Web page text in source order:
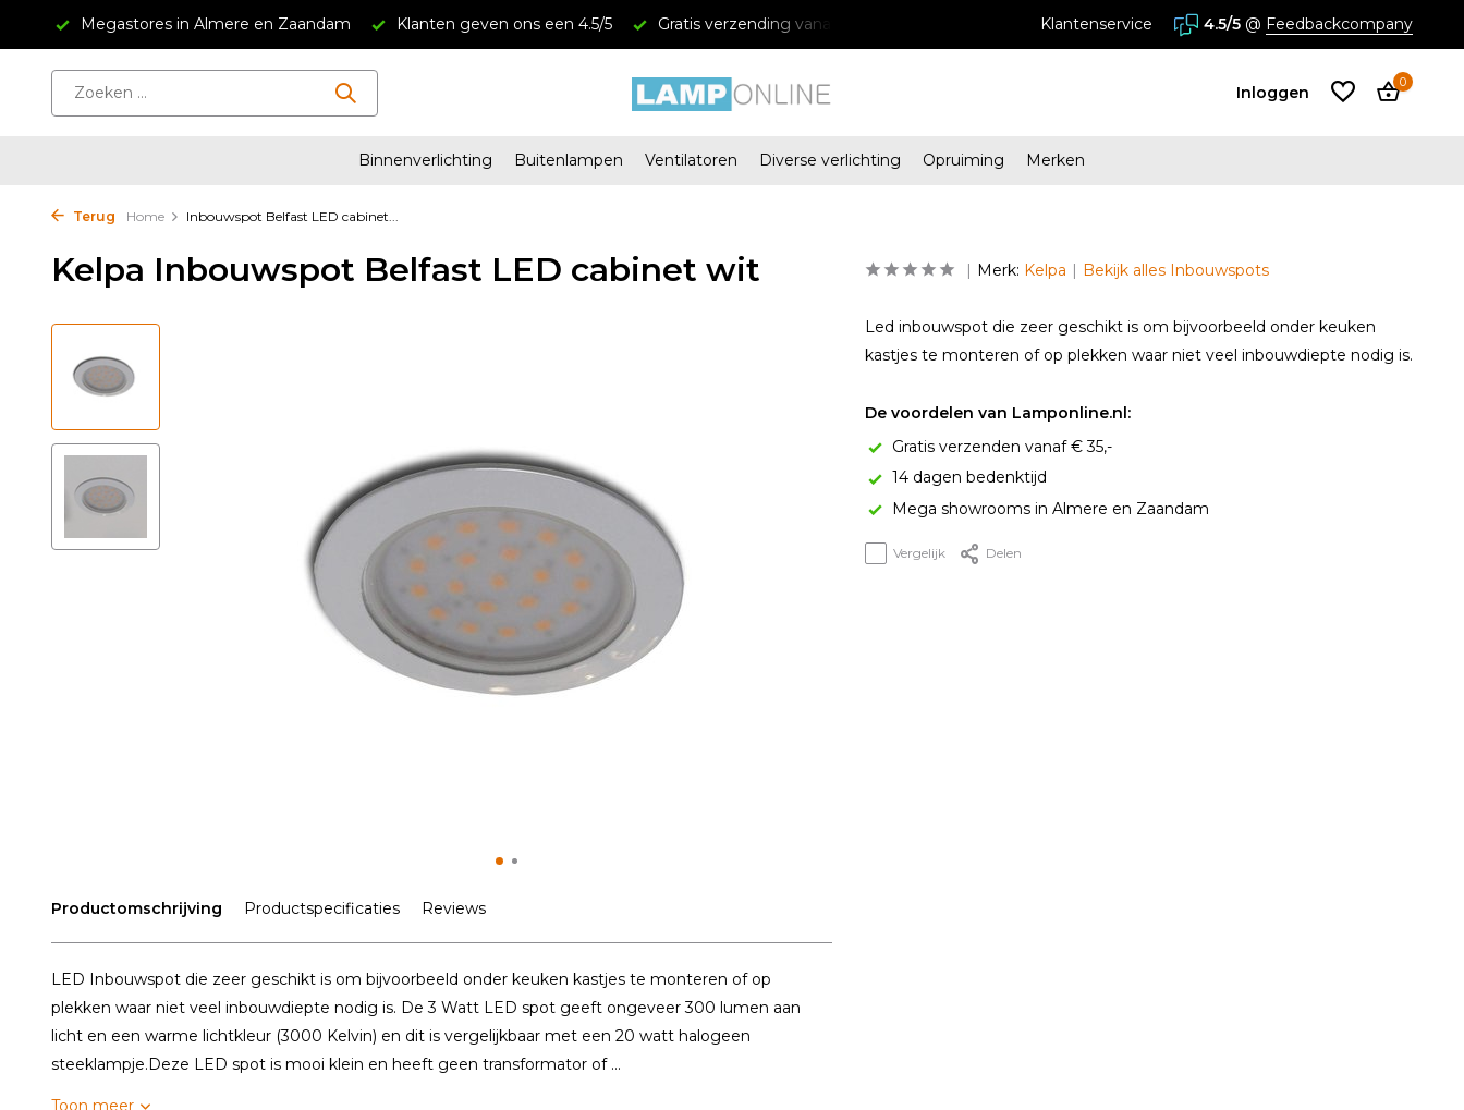
Megastores in Almere en Zaandam Klanten geven ons een 4.5/5 Gratis verzending vanaf € 34,95 Megastores in Almere en Zaandam
Klantenservice 4.5/5 @ Feedbackcompany
Inloggen
Account
0
Binnenverlichting Buitenlampen Ventilatoren Diverse verlichting Opruiming Merken
Terug Home Inbouwspot Belfast LED cabinet...
Kelpa Inbouwspot Belfast LED cabinet wit
Productomschrijving Productspecificaties Reviews
LED Inbouwspot die zeer geschikt is om bijvoorbeeld onder keuken kastjes te monteren of op
plekken waar niet veel inbouwdiepte nodig is. De 3 Watt LED spot geeft ongeveer 300 lumen aan
licht en een warme lichtkleur (3000 Kelvin) en dit is vergelijkbaar met een 20 watt halogeen
steeklampje.Deze LED spot is mooi klein en heeft geen transformator of ...
Toon meer
Merk: Kelpa Bekijk alles Inbouwspots
Led inbouwspot die zeer geschikt is om bijvoorbeeld onder keuken
kastjes te monteren of op plekken waar niet veel inbouwdiepte nodig is.
De voordelen van Lamponline.nl:
Gratis verzenden vanaf € 35,-
14 dagen bedenktijd
Mega showrooms in Almere en Zaandam
Vergelijk Delen